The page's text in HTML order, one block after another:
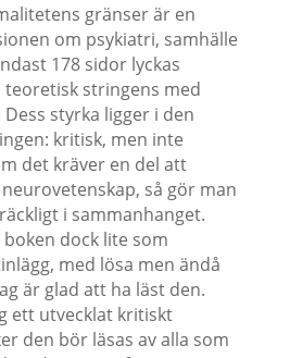
gränser är en
om psykiatri, samhälle
178 sidor lyckas
stringens med
styrka ligger i den
kritisk, men inte
det kräver en del att
så gör man
i sammanhanget.
dock lite som
med lösa men ändå
är glad att ha läst den.
ett utvecklat kritiskt
den bör läsas av alla som